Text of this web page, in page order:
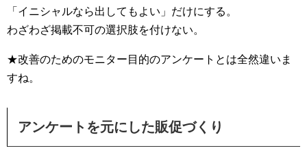
「イニシャルなら出してもよい」だけにする。
わざわざ掲載不可の選択肢を付けない。
★改善のためのモニター目的のアンケートとは全然違いま
すね。
アンケートを元にした販促づくり